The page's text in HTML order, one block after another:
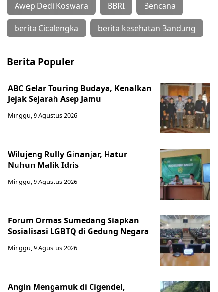
Awep Dedi Koswara BBRI Bencana
berita Cicalengka berita kesehatan Bandung
Berita Populer
ABC Gelar Touring Budaya, Kenalkan
Jejak Sejarah Asep Jamu
Minggu, 9 Agustus 2026
Wilujeng Rully Ginanjar, Hatur
Nuhun Malik Idris
Minggu, 9 Agustus 2026
Forum Ormas Sumedang Siapkan
Sosialisasi LGBTQ di Gedung Negara
Minggu, 9 Agustus 2026
Angin Mengamuk di Cigendel,